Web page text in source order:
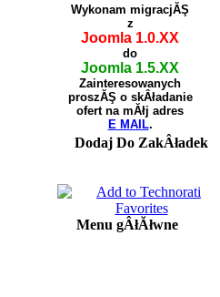
Wykonam migracjĂŞ
z
Joomla 1.0.XX
do
Joomla 1.5.XX
Zainteresowanych
proszĂŞ o skÂładanie
ofert na mĂłj adres
E MAIL.
Dodaj Do ZakÂładek
Menu gÂłĂłwne